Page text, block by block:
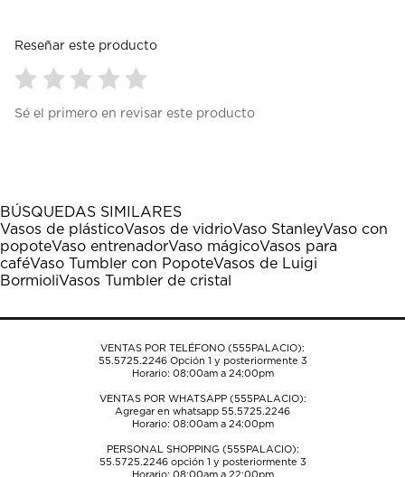
Reseñar este producto
para
1
estrella
Esta
acción
abrirá
el
de
para
estrellas.
Esta
acción
abrirá
el
de
para
estrellas.
Esta
acción
abrirá
el
de
para
estrellas.
Esta
acción
abrirá
el
de
para
estrellas.
Esta
acción
abrirá
el
de
Sé el primero en revisar este producto
BÚSQUEDAS SIMILARES
Vasos de plásticoVasos de vidrioVaso StanleyVaso con
popoteVaso entrenadorVaso mágicoVasos para
caféVaso Tumbler con PopoteVasos de Luigi
BormioliVasos Tumbler de cristal
VENTAS POR TELÉFONO (555PALACIO):
55.5725.2246Opción 1 y posteriormente 3
Horario: 08:00am a 24:00pm
VENTAS POR WHATSAPP (555PALACIO):
Agregar en whatsapp 55.5725.2246
Horario: 08:00am a 24:00pm
PERSONAL SHOPPING (555PALACIO):
55.5725.2246opción 1 y posteriormente 3
Horario: 08:00am a 22:00pm